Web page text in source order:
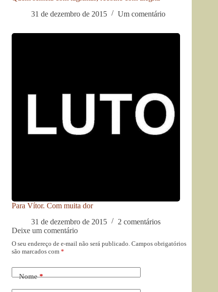
31 de dezembro de 2015
Um comentário
Para Vítor. Com muita dor
31 de dezembro de 2015
2 comentários
Deixe um comentário
O seu endereço de e-mail não será publicado. Campos obrigatórios
são marcados com *
Nome*